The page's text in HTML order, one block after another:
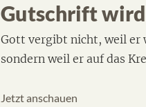
Gutschrift wird
Gott vergibt nicht, weil er
sondern weil er auf das
Jetzt anschauen